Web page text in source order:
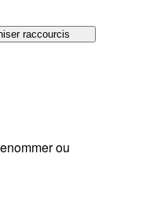
raccourcis
ou